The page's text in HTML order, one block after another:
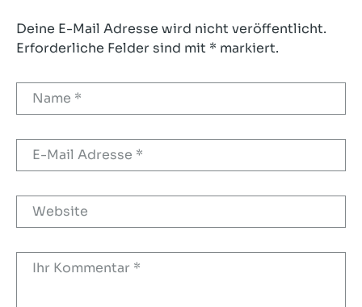
Deine E-Mail Adresse wird nicht veröffentlicht.
Erforderliche Felder sind mit * markiert.